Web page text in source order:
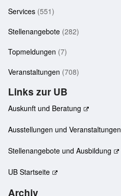
Services (551)
Stellenangebote (282)
Topmeldungen (7)
Veranstaltungen (708)
Links zur UB
Auskunft und Beratung
Ausstellungen und Veranstaltungen
Stellenangebote und Ausbildung
UB Startseite
Archiv